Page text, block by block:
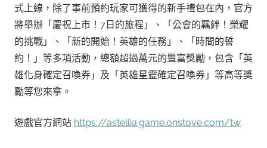
式上線，除了事前預約玩家可獲得的新手禮包在內，官方
將舉辦「慶祝上市！7日的旅程」、「公會的羈絆！榮耀
的挑戰」、「新的開始！英雄的任務」、「時間的誓
約！」等多項活動，總額超過萬元的豐富獎勵，包含「英
雄化身確定召喚券」及「英雄星靈確定召喚券」等高等獎
勵等您來拿。
遊戲官方網站 https://astellia.game.onstove.com/tw